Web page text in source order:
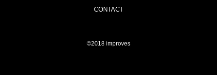
CONTACT
©2018 improves